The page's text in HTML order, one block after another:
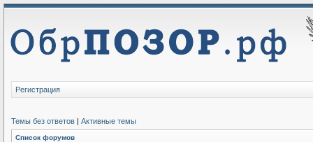
Регистрация
Темы без ответов | Активные темы
Список форумов